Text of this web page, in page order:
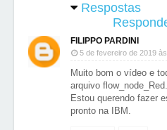
Respostas
FILIPPO PARDINI
5 de fevereiro de 2019
Muito bom o vídeo e
arquivo
Estou querendo fazer
pronto na IBM.